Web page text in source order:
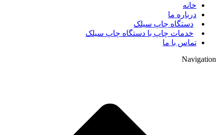
خانه
درباره ما
دستگاه چاپ سیلک
خدمات چاپ با دستگاه چاپ سیلک
تماس با ما
Navigation